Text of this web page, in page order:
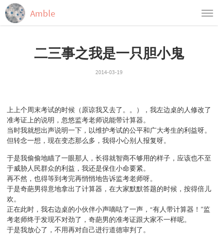
Amble
归档
标签
二三事之我是一只胆小鬼
2014-03-19
上上个周末考试的时候（原谅我又去了。。），我左边桌的人修改了
准考证上的说明，忽悠监考老师说能带计算器。
当时我就想出声说明一下，以维护考试的公平和广大考生的利益呀。
但转念一想，现在变态那么多，我得小心别人报复呀。
于是我偷偷地瞄了一眼那人，长得就智商不够用的样子，应该也不至
于威胁人民群众的利益，我还是保住小命要紧。
再不然，也得等到考完再悄悄地告诉监考老师呀。
于是奇葩男得意地拿出了计算器，在大家默默答题的时候，按得倍儿
欢。
正在此时，我右边桌的小伙伴小声嘀咕了一声，“有人带计算器！”监
考老师终于发现不对劲了，奇葩男的准考证跟大家不一样呢。
于是我放心了，不用再对自己进行道德审判了。